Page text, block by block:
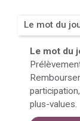
Le mot du
Le mot du
plus-values.